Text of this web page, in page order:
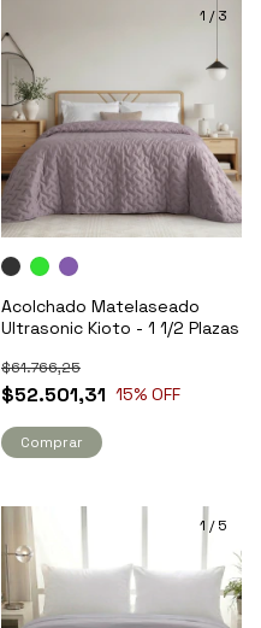
1 /3
Acolchado Matelaseado
Ultrasonic Kioto - 1 1/2 Plazas
$52.501,31
$61.766,25
15% OFF
Comprar
1 /5